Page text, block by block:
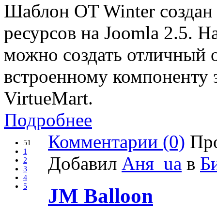
Шаблон OT Winter создан
ресурсов на Joomla 2.5.
можно создать отличный
встроенному компоненту
VirtueMart.
Подробнее
51
1
2
3
4
5
Комментарии (0)
Добавил Аня_ua в
JM Balloon